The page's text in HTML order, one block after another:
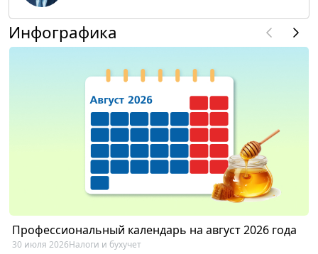
Инфографика
Профессиональный календарь на август 2026 года
30 июля 2026Налоги и бухучет